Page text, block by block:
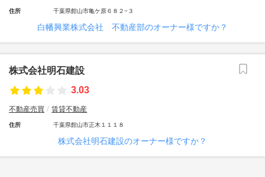
住所 千葉県館山市亀ケ原６８２−３
白幡興業株式会社 不動産部のオーナー様ですか？
株式会社明石建設
3.03
不動産売買 賃貸不動産
住所 千葉県館山市正木１１１８
株式会社明石建設のオーナー様ですか？